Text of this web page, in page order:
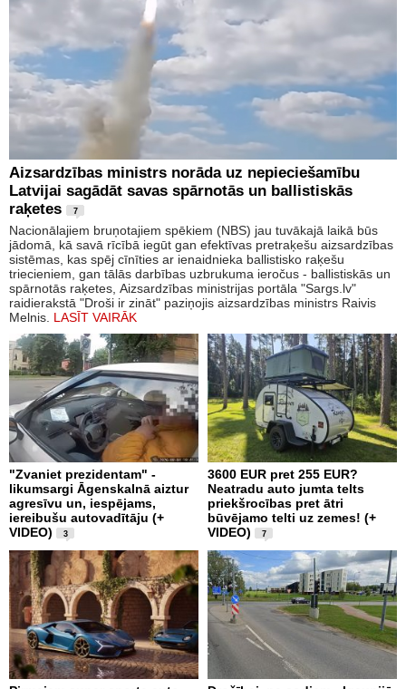
Aizsardzības ministrs norāda uz nepieciešamību
Latvijai sagādāt savas spārnotās un ballistiskās
raķetes
7
Nacionālajiem bruņotajiem spēkiem (NBS) jau tuvākajā laikā būs
jādomā, kā savā rīcībā iegūt gan efektīvas pretraķešu aizsardzības
sistēmas, kas spēj cīnīties ar ienaidnieka ballistisko raķešu
triecieniem, gan tālās darbības uzbrukuma ieročus - ballistiskās un
spārnotās raķetes, Aizsardzības ministrijas portāla "Sargs.lv"
raidierakstā "Droši ir zināt" paziņojis aizsardzības ministrs Raivis
Melnis. LASĪT VAIRĀK
"Zvaniet prezidentam" -
likumsargi Āgenskalnā aiztur
agresīvu un, iespējams,
iereibušu autovadītāju (+
VIDEO)
3
3600 EUR pret 255 EUR?
Neatradu auto jumta telts
priekšrocības pret ātri
būvējamo telti uz zemes! (+
VIDEO)
7